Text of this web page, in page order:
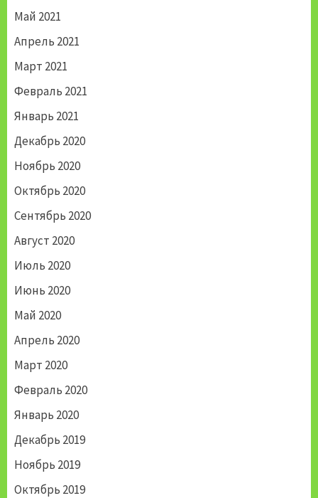
Май 2021
Апрель 2021
Март 2021
Февраль 2021
Январь 2021
Декабрь 2020
Ноябрь 2020
Октябрь 2020
Сентябрь 2020
Август 2020
Июль 2020
Июнь 2020
Май 2020
Апрель 2020
Март 2020
Февраль 2020
Январь 2020
Декабрь 2019
Ноябрь 2019
Октябрь 2019